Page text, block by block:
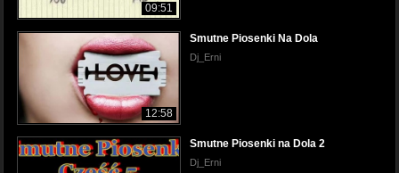
09:51
12:58
Smutne Piosenki Na Dola
Dj_Erni
Smutne Piosenki na Dola 2
Dj_Erni